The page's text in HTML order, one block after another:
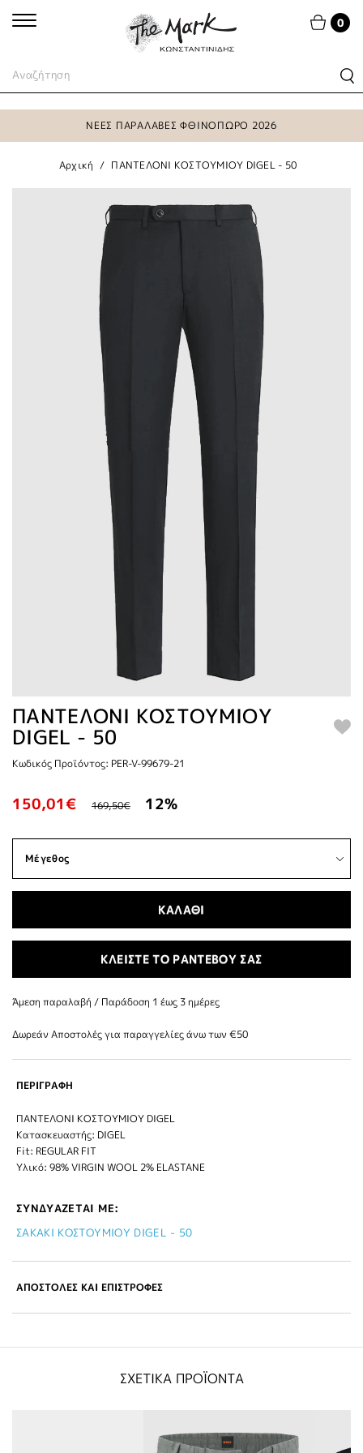
0
ΝΕΕΣ ΠΑΡΑΛΑΒΕΣ ΦΘΙΝΟΠΩΡΟ 2026
Αρχική ΠΑΝΤΕΛΟΝΙ ΚΟΣΤΟΥΜΙΟΥ DIGEL - 50
ΠΑΝΤΕΛΟΝΙ ΚΟΣΤΟΥΜΙΟΥ
DIGEL - 50
Κωδικός Προϊόντος: PER-V-99679-21
150,01€ 169,50€ 12%
ΚΑΛΑΘΙ
ΚΛΕΙΣΤΕ ΤΟ ΡΑΝΤΕΒΟΥ ΣΑΣ
Άμεση παραλαβή / Παράδoση 1 έως 3 ημέρες
Δωρεάν Αποστολές για παραγγελίες άνω των €50
ΠΕΡΙΓΡΑΦΗ
ΠΑΝΤΕΛΟΝΙ ΚΟΣΤΟΥΜΙΟΥ DIGEL
Κατασκευαστής: DIGEL
Fit: REGULAR FIT
Υλικό: 98% VIRGIN WOOL 2% ELASTANE
ΣΥΝΔΥΑΖΕΤΑΙ ΜΕ:
ΣΑΚΑΚΙ ΚΟΣΤΟΥΜΙΟΥ DIGEL - 50
ΑΠΟΣΤΟΛΕΣ ΚΑΙ ΕΠΙΣΤΡΟΦΕΣ
ΣΧΕΤΙΚΑ ΠΡΟΪΟΝΤΑ